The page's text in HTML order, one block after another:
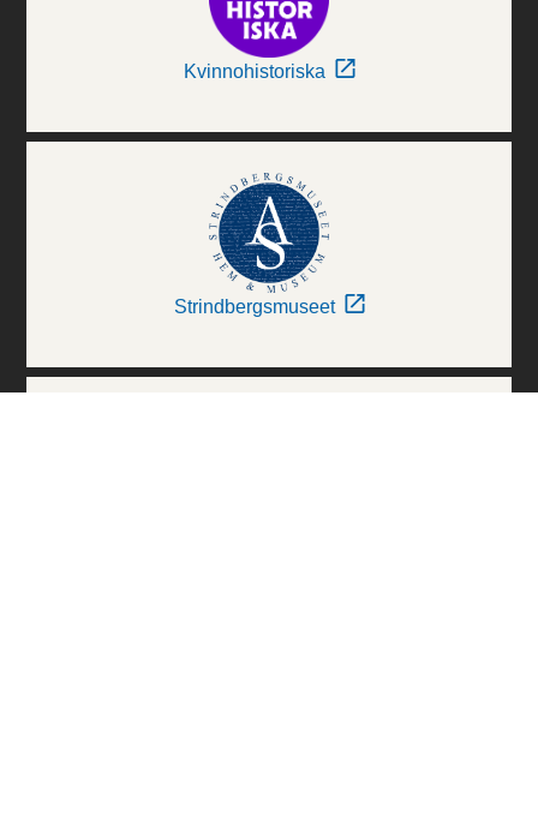
Kvinnohistoriska
Strindbergsmuseet